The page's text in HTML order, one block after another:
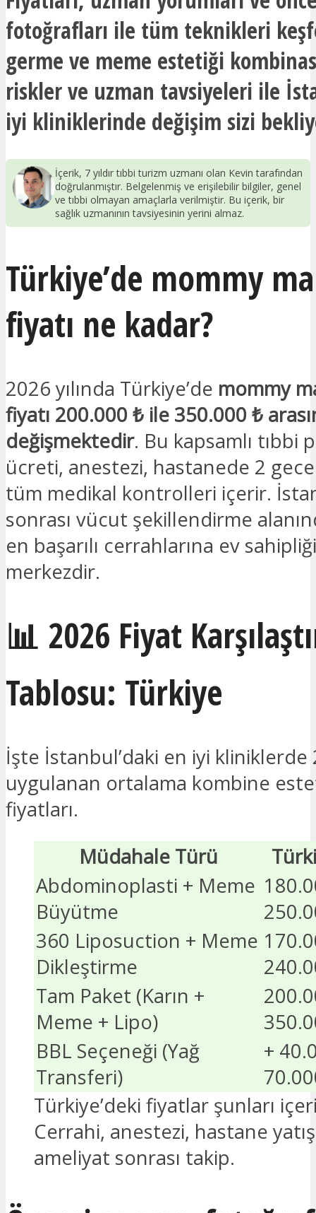
fotoğrafları ile tüm teknikleri
germe ve meme estetiği
riskler ve uzman tavsiyeleri ile
iyi kliniklerinde değişim sizi
İçerik, 7 yıldır tıbbi turizm uzmanı olan Kevin tarafından
doğrulanmıştır. Belgelenmiş ve erişilebilir bilgiler, genel
ve tıbbi olmayan amaçlarla verilmiştir. Bu içerik, bir
sağlık uzmanının tavsiyesinin yerini almaz.
Türkiye’de mommy
fiyatı ne kadar?
2026 yılında Türkiye’de mommy
fiyatı 200.000 ₺ ile 350.000 ₺
değişmektedir. Bu kapsamlı tıbbi
ücreti, anestezi, hastanede 2 gece
tüm medikal kontrolleri içerir.
sonrası vücut şekillendirme
en başarılı cerrahlarına ev
merkezdir.
📊 2026 Fiyat
Tablosu: Türkiye
İşte İstanbul’daki en iyi kliniklerde
uygulanan ortalama kombine
fiyatları.
Müdahale Türü
Abdominoplasti + Meme
Büyütme
360 Liposuction + Meme
Dikleştirme
Tam Paket (Karın +
Meme + Lipo)
BBL Seçeneği (Yağ
Transferi)
+
Türkiye’deki fiyatlar şunları
Cerrahi, anestezi, hastane
ameliyat sonrası takip.